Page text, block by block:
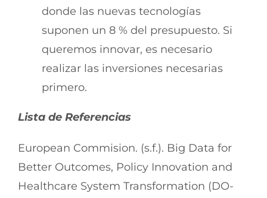
donde las nuevas tecnologías
suponen un 8 % del presupuesto. Si
queremos innovar, es necesario
realizar las inversiones necesarias
primero.
Lista de Referencias
European Commision. (s.f.). Big Data for
Better Outcomes, Policy Innovation and
Healthcare System Transformation (DO-